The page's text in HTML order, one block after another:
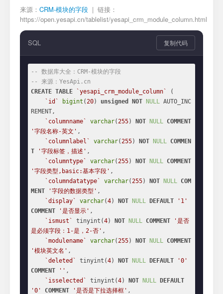
来源： CRM-模块的字段 | 链接：
https://open.yesapi.cn/tablelist/yesapi_crm_module_column.html
SQL 复制代码
-- 数据库大全：CRM-模块的字段
-- 来源：YesApi.cn
CREATE TABLE `yesapi_crm_module_column`
(
`id`
bigint (20) unsigned NOT NULL AUTO_INC
REMENT,
`columnname`
varchar(255) NOT NULL COMMENT
'字段名称-英文' ,
`columnlabel`
varchar(255) NOT NULL COMMEN
T
'字段标签，描述' ,
`columntype`
varchar(255) NOT NULL COMMENT
'字段类型,basic:基本字段' ,
`columndatatype`
varchar(255) NOT NULL COM
MENT
'字段的数据类型' ,
`display`
varchar(4) NOT NULL DEFAULT
'1'
COMMENT
'是否显示' ,
`ismust`
tinyint(4) NOT NULL COMMENT
'是否
是必须字段：1-是，2-否' ,
`modulename`
varchar(255) NOT NULL COMMENT
'模块英文名' ,
`deleted`
tinyint(4) NOT NULL DEFAULT
'0'
COMMENT
'' ,
`isselected`
tinyint(4) NOT NULL
DEFAULT
'0'
COMMENT '是否是下拉选择框' ,